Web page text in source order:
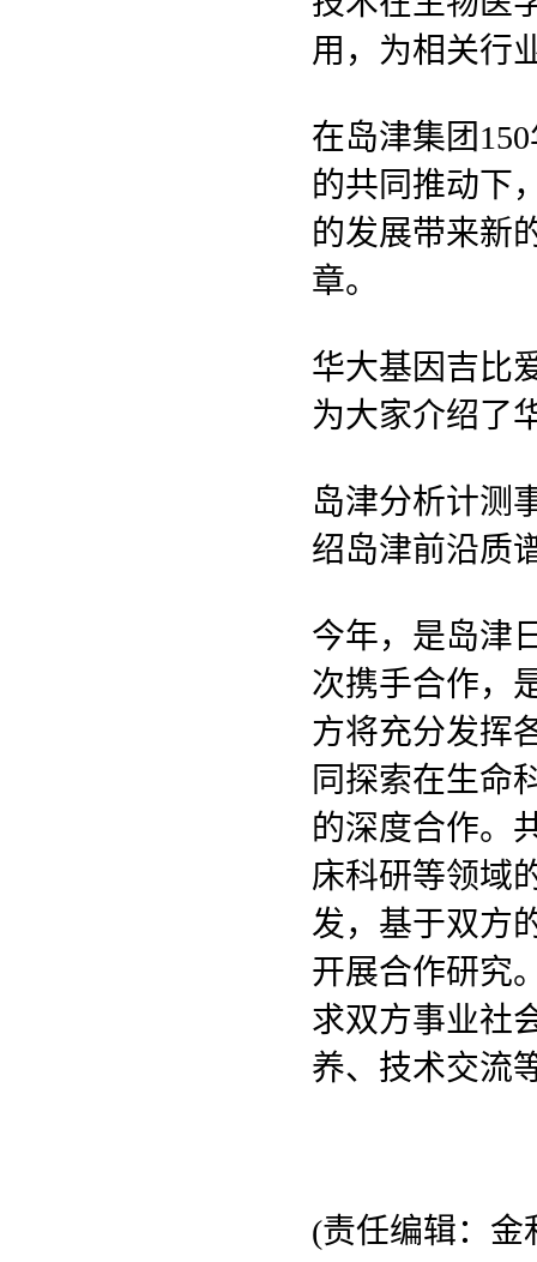
用，为相关行
在岛津集团
的共同推动下
的发展带来新
章。
华大基因吉比
为大家介绍了
岛津分析计测
绍岛津前沿质
今年，是岛津
次携手合作，
方将充分发挥
同探索在生命
的深度合作。
床科研等领域
发，基于双方
开展合作研究
求双方事业社
养、技术交流
(责任编辑：金